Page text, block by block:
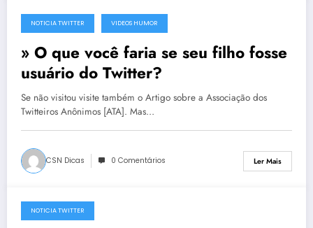
23 de Agosto, 2011
NOTICIA TWITTER VIDEOS HUMOR
» O que você faria se seu filho fosse
usuário do Twitter?
Se não visitou visite também o Artigo sobre a Associação dos
Twitteiros Anônimos [ATA]. Mas…
CSN Dicas 0 Comentários Ler Mais
21 de Setembro, 2010
NOTICIA TWITTER